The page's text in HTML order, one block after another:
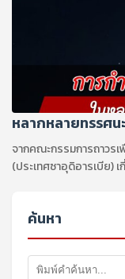
หลากหลายทรรศ
จากคณะกรรมการถาวร
(ประเทศซาอุดิอารเบีย)
ค้นหา